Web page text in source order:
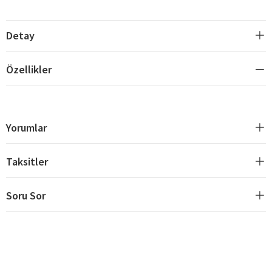
Detay
Özellikler
Yorumlar
Taksitler
Soru Sor